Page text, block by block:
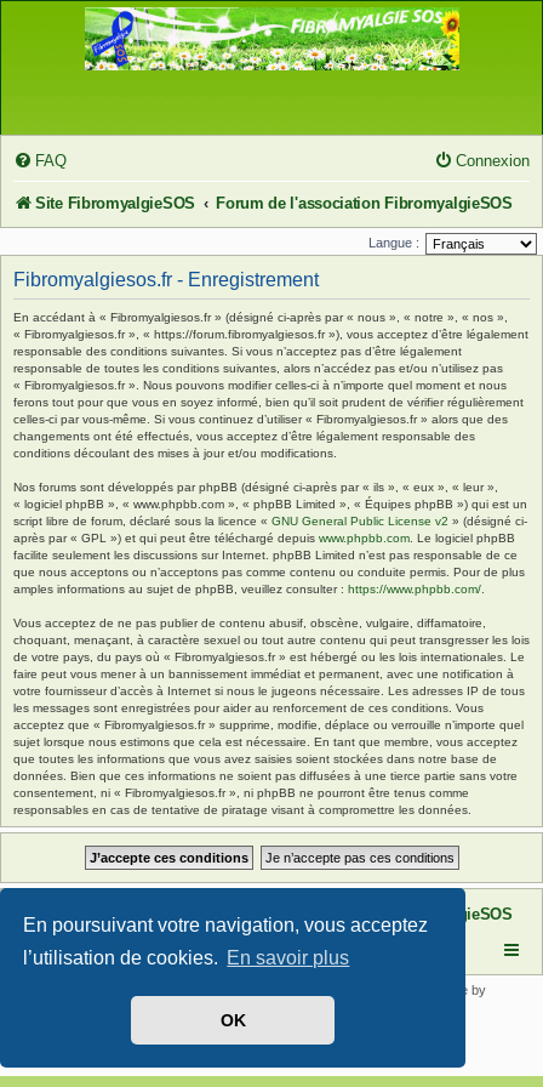
En poursuivant votre navigation, vous acceptez
l’utilisation de cookies. En savoir plus
OK
FAQ Connexion
Site FibromyalgieSOS Forum de l'association FibromyalgieSOS
Langue :
Fibromyalgiesos.fr - Enregistrement
En accédant à « Fibromyalgiesos.fr » (désigné ci-après par « nous », « notre », « nos »,
« Fibromyalgiesos.fr », « https://forum.fibromyalgiesos.fr »), vous acceptez d’être légalement
responsable des conditions suivantes. Si vous n’acceptez pas d’être légalement
responsable de toutes les conditions suivantes, alors n’accédez pas et/ou n’utilisez pas
« Fibromyalgiesos.fr ». Nous pouvons modifier celles-ci à n’importe quel moment et nous
ferons tout pour que vous en soyez informé, bien qu’il soit prudent de vérifier régulièrement
celles-ci par vous-même. Si vous continuez d’utiliser « Fibromyalgiesos.fr » alors que des
changements ont été effectués, vous acceptez d’être légalement responsable des
conditions découlant des mises à jour et/ou modifications.
Nos forums sont développés par phpBB (désigné ci-après par « ils », « eux », « leur »,
« logiciel phpBB », « www.phpbb.com », « phpBB Limited », « Équipes phpBB ») qui est un
script libre de forum, déclaré sous la licence « GNU General Public License v2 » (désigné ci-
après par « GPL ») et qui peut être téléchargé depuis www.phpbb.com . Le logiciel phpBB
facilite seulement les discussions sur Internet. phpBB Limited n’est pas responsable de ce
que nous acceptons ou n’acceptons pas comme contenu ou conduite permis. Pour de plus
amples informations au sujet de phpBB, veuillez consulter : https://www.phpbb.com/
Vous acceptez de ne pas publier de contenu abusif, obscène, vulgaire, diffamatoire,
choquant, menaçant, à caractère sexuel ou tout autre contenu qui peut transgresser les lois
de votre pays, du pays où « Fibromyalgiesos.fr » est hébergé ou les lois internationales. Le
faire peut vous mener à un bannissement immédiat et permanent, avec une notification à
votre fournisseur d’accès à Internet si nous le jugeons nécessaire. Les adresses IP de tous
les messages sont enregistrées pour aider au renforcement de ces conditions. Vous
acceptez que « Fibromyalgiesos.fr » supprime, modifie, déplace ou verrouille n’importe quel
sujet lorsque nous estimons que cela est nécessaire. En tant que membre, vous acceptez
que toutes les informations que vous avez saisies soient stockées dans notre base de
données. Bien que ces informations ne soient pas diffusées à une tierce partie sans votre
consentement, ni « Fibromyalgiesos.fr », ni phpBB ne pourront être tenus comme
responsables en cas de tentative de piratage visant à compromettre les données.
Site FibromyalgieSOS Forum de l'association FibromyalgieSOS
® Forum Software © phpBB Limited | SE Square by
Traduit par